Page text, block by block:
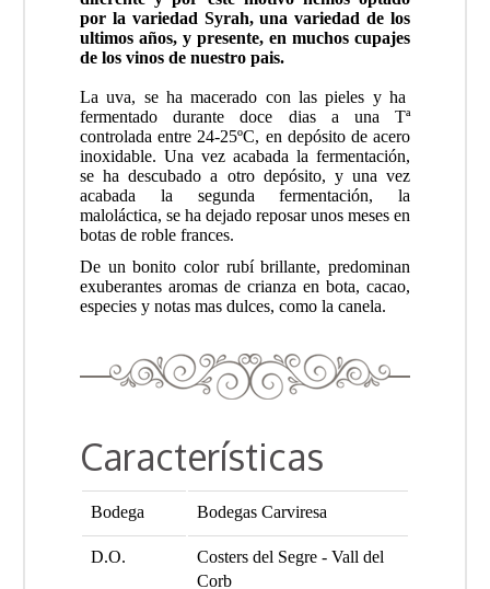
por la variedad Syrah, una variedad de los
ultimos años, y presente, en muchos cupajes
de los vinos de nuestro pais.
La uva, se ha macerado con las pieles y ha
fermentado durante doce dias a una Tª
controlada entre 24-25ºC, en depósito de acero
inoxidable. Una vez acabada la fermentación,
se ha descubado a otro depósito, y una vez
acabada la segunda fermentación, la
maloláctica, se ha dejado reposar unos meses en
botas de roble frances.
De un bonito color rubí brillante, predominan
exuberantes aromas de crianza en bota, cacao,
especies y notas mas dulces, como la canela.
Características
Bodega Bodegas Carviresa
D.O.
Costers del Segre - Vall del
Corb